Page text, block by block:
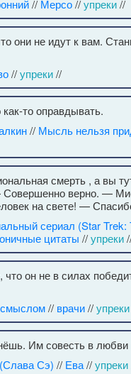
// Мерсо//упреки//
они не идут к вам.
//упреки//
то оправдывать.
// Мысль нельзя
смерть , а вы
верно. —
на свете! —
сериал (Star Trek:
цитаты //упреки
что он не в силах
// врачи//упреки
Им совесть в любви
Сэ) // Ева//упреки